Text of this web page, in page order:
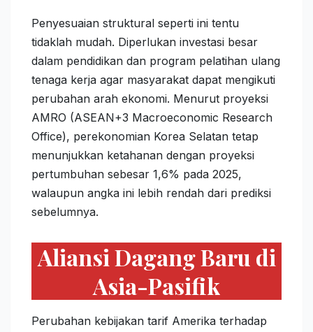
Penyesuaian struktural seperti ini tentu
tidaklah mudah. Diperlukan investasi besar
dalam pendidikan dan program pelatihan ulang
tenaga kerja agar masyarakat dapat mengikuti
perubahan arah ekonomi. Menurut proyeksi
AMRO (ASEAN+3 Macroeconomic Research
Office), perekonomian Korea Selatan tetap
menunjukkan ketahanan dengan proyeksi
pertumbuhan sebesar 1,6% pada 2025,
walaupun angka ini lebih rendah dari prediksi
sebelumnya.
Aliansi Dagang Baru di
Asia-Pasifik
Perubahan kebijakan tarif Amerika terhadap